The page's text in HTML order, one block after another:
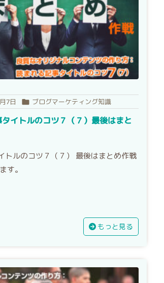
7日  ブログマーケティング知識
イトルのコツ７（７）最後はまと
トルのコツ７（７） 最後はまとめ作戦
す。
もっと見る